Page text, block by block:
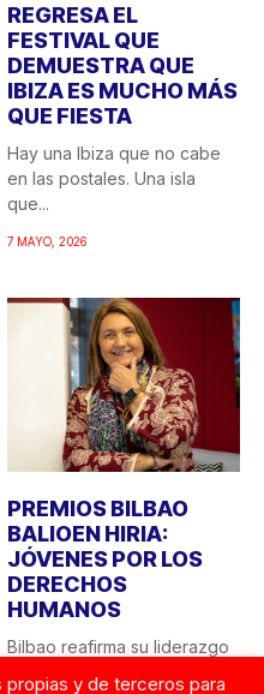
REGRESA EL
FESTIVAL QUE
DEMUESTRA QUE
IBIZA ES MUCHO MÁS
QUE FIESTA
Hay una Ibiza que no cabe
en las postales. Una isla
que...
7 MAYO, 2026
PREMIOS BILBAO
BALIOEN HIRIA:
JÓVENES POR LOS
DERECHOS
HUMANOS
Bilbao reafirma su liderazgo
y de terceros para